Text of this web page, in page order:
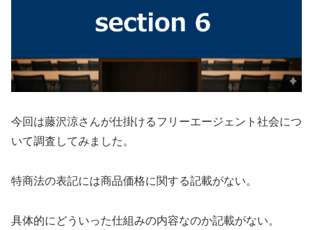
今回は藤沢涼さんが仕掛けるフリーエージェント社会につ
いて調査してみました。
特商法の表記には商品価格に関する記載がない。
具体的にどういった仕組みの内容なのか記載がない。